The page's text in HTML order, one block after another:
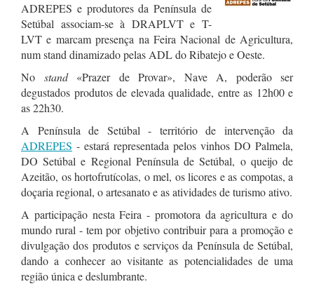
ADREPES e produtores da Península de
Setúbal associam-se à DRAPLVT e T-
LVT e marcam presença na Feira Nacional de Agricultura,
num stand dinamizado pelas ADL do Ribatejo e Oeste.
No stand«Prazer de Provar», Nave A, poderão ser
degustados produtos de elevada qualidade, entre as 12h00 e
as 22h30.
A Península de Setúbal - território de intervenção da
ADREPES - estará representada pelos vinhos DO Palmela,
DO Setúbal e Regional Península de Setúbal, o queijo de
Azeitão, os hortofrutícolas, o mel, os licores e as compotas, a
doçaria regional, o artesanato e as atividades de turismo ativo.
A participação nesta Feira - promotora da agricultura e do
mundo rural - tem por objetivo contribuir para a promoção e
divulgação dos produtos e serviços da Península de Setúbal,
dando a conhecer ao visitante as potencialidades de uma
região única e deslumbrante.